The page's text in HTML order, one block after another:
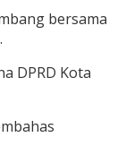
bersama
DPRD Kota